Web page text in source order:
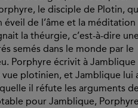
le disciple de Plotin,
éveil de l’âme et la méditation
la théurgie, c’est-à-dire une
semés dans le monde par le
Porphyre écrivit à Jamblique
plotinien, et Jamblique lui
il réfute les arguments de
pour Jamblique, Porphyre